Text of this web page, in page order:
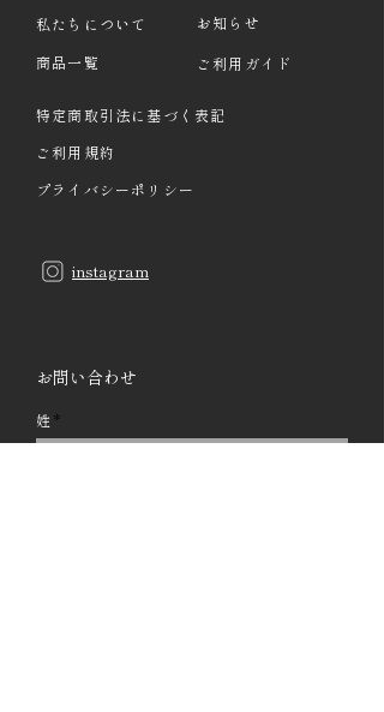
私たちについて
お知らせ
商品一覧
ご利用ガイド
特定商取引法に基づく表記
ご利用規約
プライバシーポリシー
​instagram
​お問い合わせ
姓